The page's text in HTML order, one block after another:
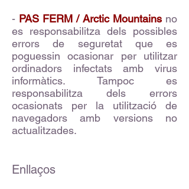
- PAS FERM / Arctic Mountains no
es responsabilitza dels possibles
errors de seguretat que es
poguessin ocasionar per utilitzar
ordinadors infectats amb virus
informàtics. Tampoc es
responsabilitza dels errors
ocasionats per la utilització de
navegadors amb versions no
actualitzades.
Enllaços